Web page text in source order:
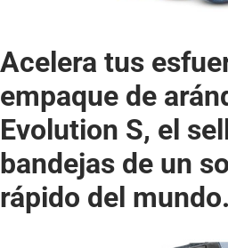
Acelera tus
empaque de
Evolution S, el
bandejas de un
rápido del mundo.